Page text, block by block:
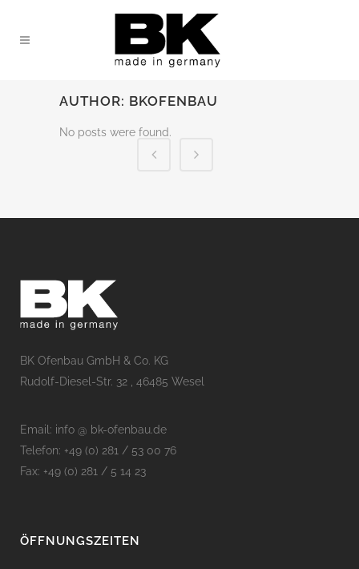
AUTHOR: BKOFENBAU
No posts were found.
BK Ofenbau GmbH & Co. KG
Rudolf-Diesel-Str. 32 , 46485 Wesel
Email: info @ bk-ofenbau.de
Telefon: +49 (0) 281 / 53 00 76
Fax: +49 (0) 281 / 5 14 23
ÖFFNUNGSZEITEN